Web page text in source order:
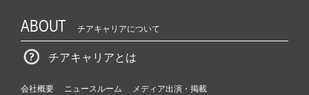
ABOUT チアキャリアについて
チアキャリアとは
会社概要 ニュースルーム
メディア出演・掲載